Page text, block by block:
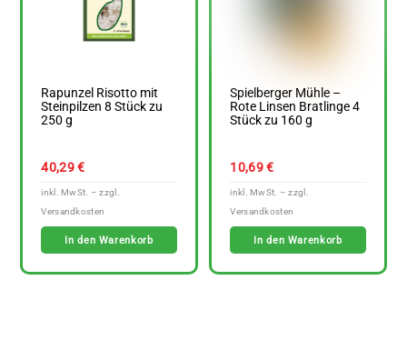
Rapunzel Risotto mit
Steinpilzen 8 Stück zu
250 g
40,29€
In den Warenkorb
Spielberger Mühle –
Rote Linsen Bratlinge 4
Stück zu 160 g
10,69€
In den Warenkorb